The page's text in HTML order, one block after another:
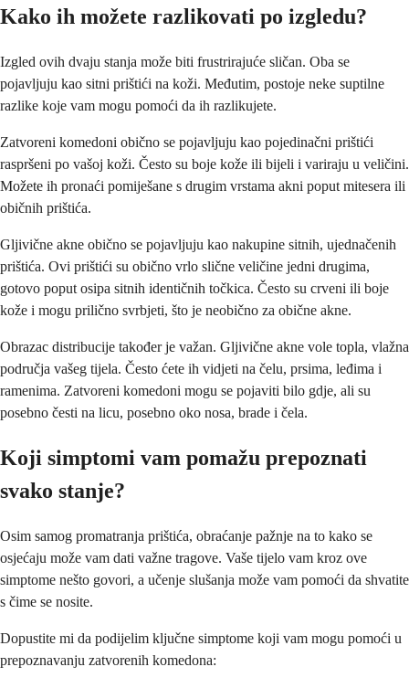
Kako ih možete razlikovati po izgledu?
Izgled ovih dvaju stanja može biti frustrirajuće sličan. Oba se
pojavljuju kao sitni prištići na koži. Međutim, postoje neke suptilne
razlike koje vam mogu pomoći da ih razlikujete.
Zatvoreni komedoni obično se pojavljuju kao pojedinačni prištići
raspršeni po vašoj koži. Često su boje kože ili bijeli i variraju u veličini.
Možete ih pronaći pomiješane s drugim vrstama akni poput mitesera ili
običnih prištića.
Gljivične akne obično se pojavljuju kao nakupine sitnih, ujednačenih
prištića. Ovi prištići su obično vrlo slične veličine jedni drugima,
gotovo poput osipa sitnih identičnih točkica. Često su crveni ili boje
kože i mogu prilično svrbjeti, što je neobično za obične akne.
Obrazac distribucije također je važan. Gljivične akne vole topla, vlažna
područja vašeg tijela. Često ćete ih vidjeti na čelu, prsima, leđima i
ramenima. Zatvoreni komedoni mogu se pojaviti bilo gdje, ali su
posebno česti na licu, posebno oko nosa, brade i čela.
Koji simptomi vam pomažu prepoznati
svako stanje?
Osim samog promatranja prištića, obraćanje pažnje na to kako se
osjećaju može vam dati važne tragove. Vaše tijelo vam kroz ove
simptome nešto govori, a učenje slušanja može vam pomoći da shvatite
s čime se nosite.
Dopustite mi da podijelim ključne simptome koji vam mogu pomoći u
prepoznavanju zatvorenih komedona: